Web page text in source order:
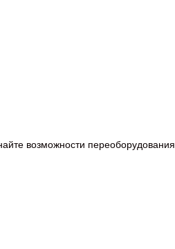
возможности переоборудования